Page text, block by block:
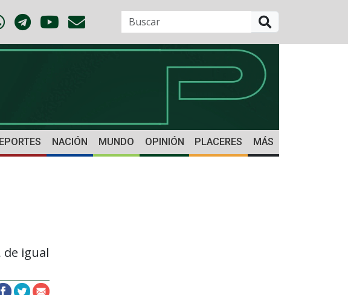
NACIÓN MUNDO OPINIÓN PLACERES MÁS
de igual